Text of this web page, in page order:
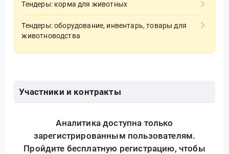
Тендеры: корма для животных
Тендеры: оборудование, инвентарь, товары для
животноводства
Участники и контракты
Аналитика доступна только
зарегистрированным пользователям.
Пройдите бесплатную регистрацию, чтобы